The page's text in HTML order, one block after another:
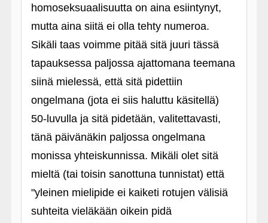
homoseksuaalisuutta on aina esiintynyt,
mutta aina siitä ei olla tehty numeroa.
Sikäli taas voimme pitää sitä juuri tässä
tapauksessa paljossa ajattomana teemana
siinä mielessä, että sitä pidettiin
ongelmana (jota ei siis haluttu käsitellä)
50-luvulla ja sitä pidetään, valitettavasti,
tänä päivänäkin paljossa ongelmana
monissa yhteiskunnissa. Mikäli olet sitä
mieltä (tai toisin sanottuna tunnistat) että
"yleinen mielipide ei kaiketi rotujen välisiä
suhteita vieläkään oikein pidä